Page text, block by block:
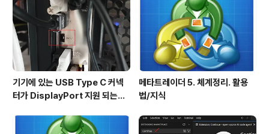
기기에 있는 USB Type C 커넥
터가 DisplayPort 지원 되는지
메타트레이더 5. 체계정리. 활용
법/지식